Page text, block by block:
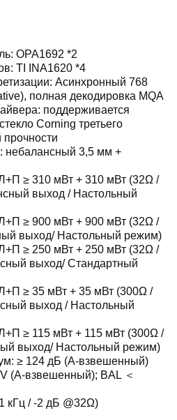
OPA1692 *2
TI INA1620 *4
Асинхронный 768
полная декодировка MQA
поддерживается
Corning третьего
небалансный 3,5 мм +
≥ 310 мВт + 310 мВт (32Ω /
выход / Настольный
≥ 900 мВт + 900 мВт (32Ω /
выход/ Настольный режим)
≥ 250 мВт + 250 мВт (32Ω /
выход/ Стандартный
≥ 35 мВт + 35 мВт (300Ω /
выход / Настольный
≥ 115 мВт + 115 мВт (300Ω /
выход/ Настольный режим)
≥ 124 дБ (А-взвешенный)
(А-взвешенный); BAL ＜
кГц / -2 дБ @32Ω)